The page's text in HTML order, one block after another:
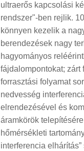
ultraerős kapcsolási
rendszer"-ben rejlik.
könnyen kezelik a
berendezések nagy
hagyományos
fájdalompontokat;
forrasztási folyamat
nedvesség
elrendezésével és
áramkörök
hőmérsékleti
interferencia